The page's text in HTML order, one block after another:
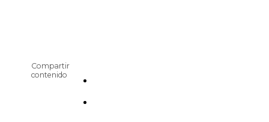
Compartir
contenido